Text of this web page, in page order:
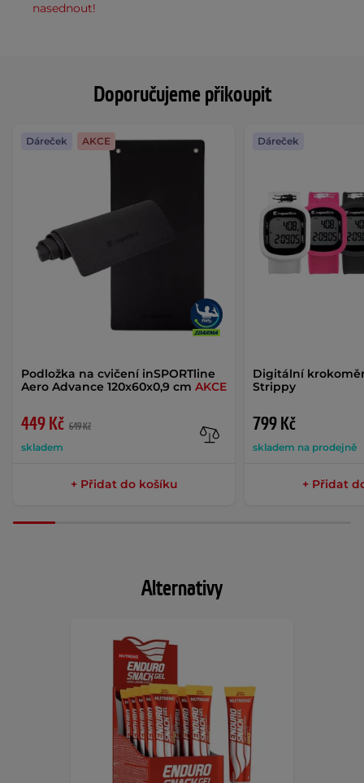
Doporučujeme přikoupit
Podložka na cvičení inSPORTline
Aero Advance 120x60x0,9 cm AKCE
449 Kč 649 Kč
skladem
Dáreček AKCE
+ Přidat do košíku
Digitální
Strippy
799 Kč
skladem na prodejně
Dáreček
+ Přidat
nasednout!
Alternativy